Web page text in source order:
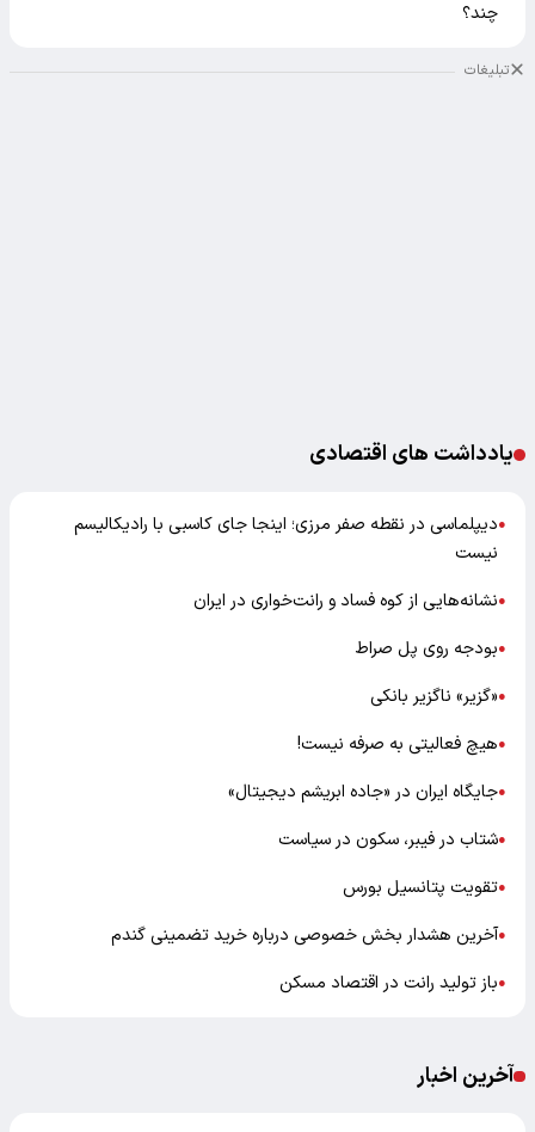
چند؟
تبلیغات
یادداشت های اقتصادی
●دیپلماسی در نقطه صفر مرزی؛ اینجا جای کاسبی با رادیکالیسم
نیست
●نشانه‌هایی از کوه فساد و رانت‌خواری در ایران
●بودجه روی پل صراط
●«گزیر» ناگزیر بانکی
●هیچ فعالیتی به صرفه نیست!
●جایگاه ایران در «جاده ابریشم دیجیتال»
●شتاب در فیبر، سکون در سیاست
●تقویت پتانسیل بورس
●آخرین هشدار بخش خصوصی درباره خرید تضمینی گندم
●باز تولید رانت در اقتصاد مسکن
آخرین اخبار